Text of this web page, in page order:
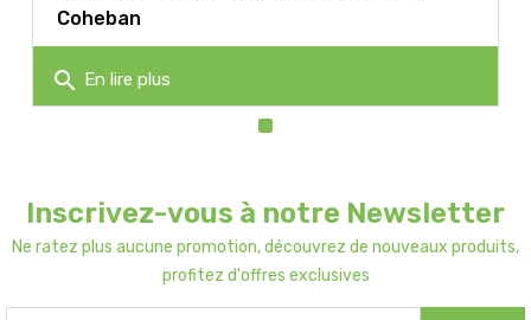
Coheban
search En lire plus
Inscrivez-vous à notre Newsletter
Ne ratez plus aucune promotion, découvrez de nouveaux produits,
profitez d'offres exclusives